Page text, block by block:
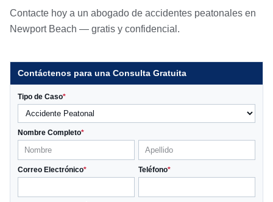
Contacte hoy a un abogado de accidentes peatonales en
Newport Beach — gratis y confidencial.
Contáctenos para una Consulta Gratuita
Tipo de Caso*
Nombre Completo*
Correo Electrónico* Teléfono*